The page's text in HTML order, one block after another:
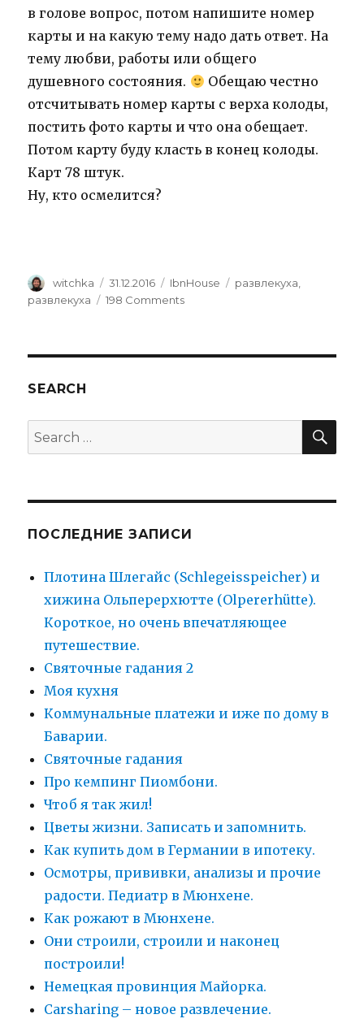
в голове вопрос, потом напишите номер
карты и на какую тему надо дать ответ. На
тему любви, работы или общего
душевного состояния.
Обещаю честно
отсчитывать номер карты с верха колоды,
постить фото карты и что она обещает.
Потом карту буду класть в конец колоды.
Карт 78 штук.
Ну, кто осмелится?
Author
witchka
Posted
on
31.12.2016 Categories
IbnHouse Tags
развлекуха,
развлекуха
198 Commentson
SEARCH
Search
for:
ПОСЛЕДНИЕ ЗАПИСИ
Плотина Шлегайс (Schlegeisspeicher) и
хижина Ольперерхютте (Olpererhütte).
Короткое, но очень впечатляющее
путешествие.
Святочные гадания 2
Моя кухня
Коммунальные платежи и иже по дому в
Баварии.
Святочные гадания
Про кемпинг Пиомбони.
Чтоб я так жил!
Цветы жизни. Записать и запомнить.
Как купить дом в Германии в ипотеку.
Осмотры, прививки, анализы и прочие
радости. Педиатр в Мюнхене.
Как рожают в Мюнхене.
Они строили, строили и наконец
построили!
Немецкая провинция Майорка.
Carsharing – новое развлечение.